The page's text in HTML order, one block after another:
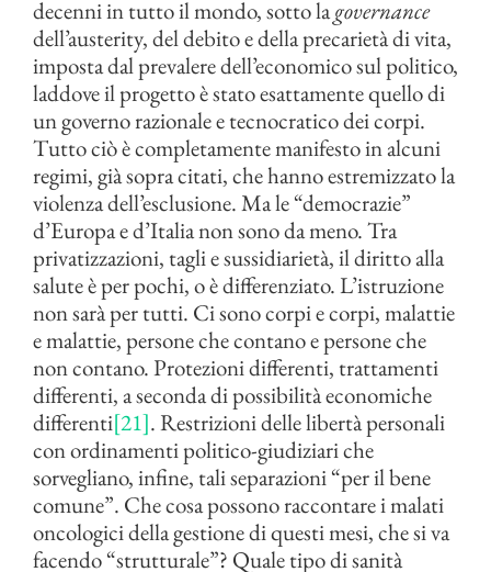
decenni in tutto il mondo, sotto lagovernance
dell’austerity, del debito e della precarietà di vita,
imposta dal prevalere dell’economico sul politico,
laddove il progetto è stato esattamente quello di
un governo razionale e tecnocratico dei corpi.
Tutto ciò è completamente manifesto in alcuni
regimi, già sopra citati, che hanno estremizzato la
violenza dell’esclusione. Ma le “democrazie”
d’Europa e d’Italia non sono da meno. Tra
privatizzazioni, tagli e sussidiarietà, il diritto alla
salute è per pochi, o è differenziato. L’istruzione
non sarà per tutti. Ci sono corpi e corpi, malattie
e malattie, persone che contano e persone che
non contano. Protezioni differenti, trattamenti
differenti, a seconda di possibilità economiche
differenti[21]. Restrizioni delle libertà personali
con ordinamenti politico-giudiziari che
sorvegliano, infine, tali separazioni “per il bene
comune”. Che cosa possono raccontare i malati
oncologici della gestione di questi mesi, che si va
facendo “strutturale”? Quale tipo di sanità